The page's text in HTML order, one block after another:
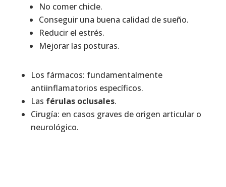
No comer chicle.
Conseguir una buena calidad de sueño.
Reducir el estrés.
Mejorar las posturas.
Los fármacos: fundamentalmente
antiinflamatorios específicos.
Las férulas oclusales.
Cirugía: en casos graves de origen articular o
neurológico.